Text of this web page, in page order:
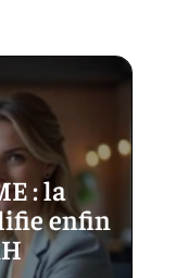
: la
enfin